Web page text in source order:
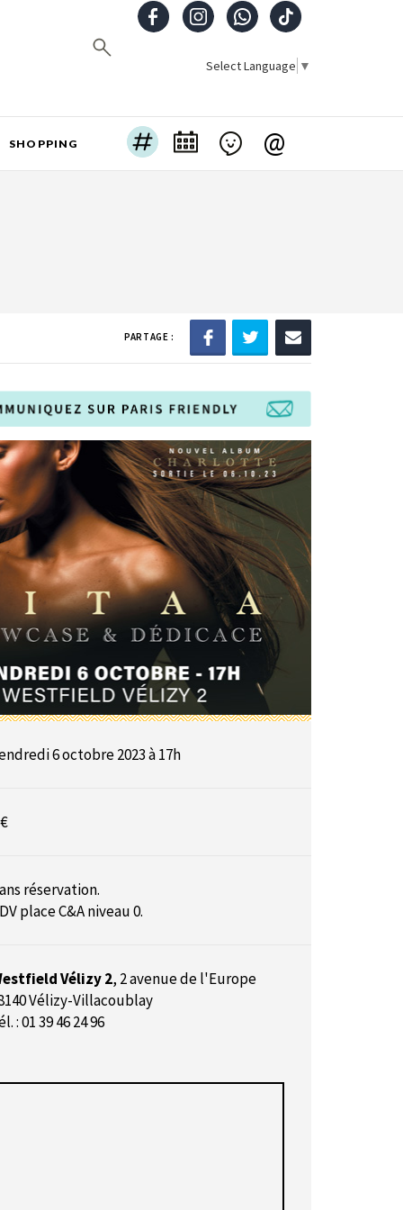
Select Language ▼
SHOPPING @
PARTAGE :
6 octobre 2023 à 17h
réservation.
place C&A niveau 0.
Vélizy 2, 2 avenue de l'Europe
Vélizy-Villacoublay
: 01 39 46 24 96